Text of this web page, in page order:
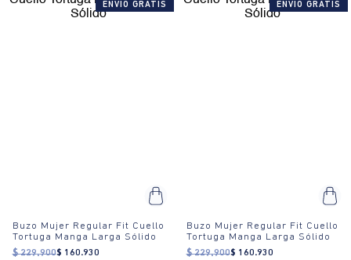
ENVIO GRATIS
Buzo Mujer Regular Fit Cuello
Tortuga Manga Larga Sólido
$ 229.900$ 160.930
ENVIO GRATIS
Buzo Mujer Regular Fit Cuello
Tortuga Manga Larga Sólido
$ 229.900$ 160.930